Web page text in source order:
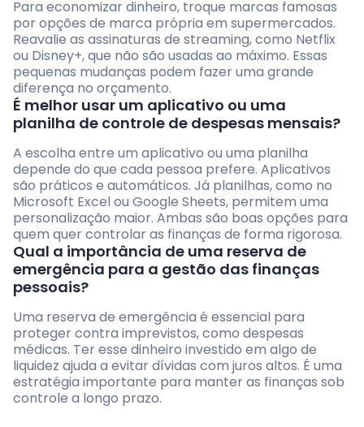
Para economizar dinheiro, troque marcas famosas
por opções de marca própria em supermercados.
Reavalie as assinaturas de streaming, como Netflix
ou Disney+, que não são usadas ao máximo. Essas
pequenas mudanças podem fazer uma grande
diferença no orçamento.
É melhor usar um aplicativo ou uma
planilha de controle de despesas mensais?
A escolha entre um aplicativo ou uma planilha
depende do que cada pessoa prefere. Aplicativos
são práticos e automáticos. Já planilhas, como no
Microsoft Excel ou Google Sheets, permitem uma
personalização maior. Ambas são boas opções para
quem quer controlar as finanças de forma rigorosa.
Qual a importância de uma reserva de
emergência para a gestão das finanças
pessoais?
Uma reserva de emergência é essencial para
proteger contra imprevistos, como despesas
médicas. Ter esse dinheiro investido em algo de
liquidez ajuda a evitar dívidas com juros altos. É uma
estratégia importante para manter as finanças sob
controle a longo prazo.